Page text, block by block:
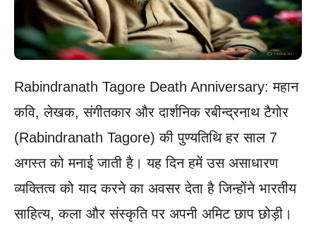
Rabindranath Tagore Death Anniversary: महान
कवि, लेखक, संगीतकार और दार्शनिक रबीन्द्रनाथ टैगोर
(Rabindranath Tagore) की पुण्यतिथि हर साल 7
अगस्त को मनाई जाती है। यह दिन हमें उस असाधारण
व्यक्तित्व को याद करने का अवसर देता है जिन्होंने भारतीय
साहित्य, कला और संस्कृति पर अपनी अमिट छाप छोड़ी।